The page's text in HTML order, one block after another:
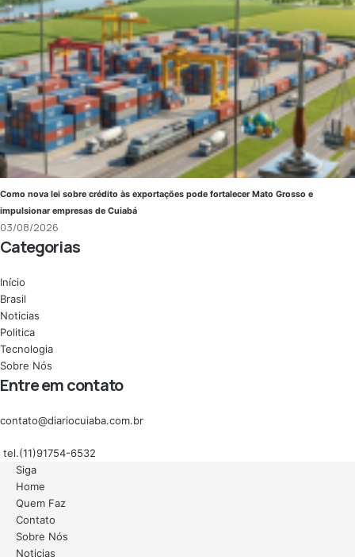
Como nova lei sobre crédito às exportações pode fortalecer Mato Grosso e
impulsionar empresas de Cuiabá
03/08/2026
Categorias
Início
Brasil
Noticias
Politica
Tecnologia
Sobre Nós
Entre em contato
contato@diariocuiaba.com.br
tel.(11)91754-6532
Siga
Home
Quem Faz
Contato
Sobre Nós
Noticias